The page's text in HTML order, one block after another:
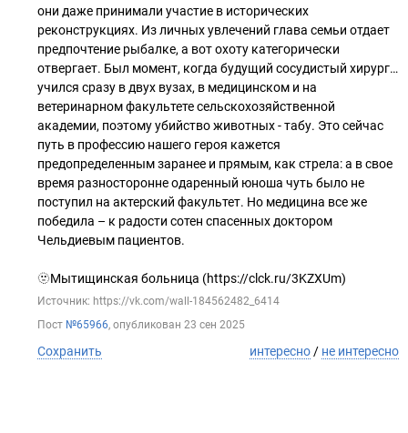
они даже принимали участие в исторических
реконструкциях. Из личных увлечений глава семьи отдает
предпочтение рыбалке, а вот охоту категорически
отвергает. Был момент, когда будущий сосудистый хирург…
учился сразу в двух вузах, в медицинском и на
ветеринарном факультете сельскохозяйственной
академии, поэтому убийство животных - табу. Это сейчас
путь в профессию нашего героя кажется
предопределенным заранее и прямым, как стрела: а в свое
время разносторонне одаренный юноша чуть было не
поступил на актерский факультет. Но медицина все же
победила – к радости сотен спасенных доктором
Чельдиевым пациентов.
🫥Мытищинская больница (https://clck.ru/3KZXUm)
Источник: https://vk.com/wall-184562482_6414
Пост №65966, опубликован 23 сен 2025
Сохранить интересно / не интересно